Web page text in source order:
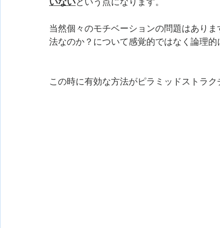
当然個々のモチベーションの問題はあり
法なのか？について感覚的ではなく論理
この時に有効な方法がピラミッドストラ